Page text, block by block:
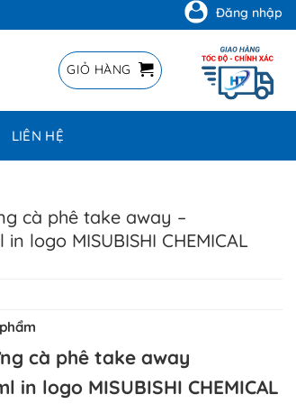
Đăng nhập
GIỎ HÀNG
LIÊN HỆ
cà phê take away –
in logo MISUBISHI CHEMICAL
cà phê take away
in logo MISUBISHI CHEMICAL